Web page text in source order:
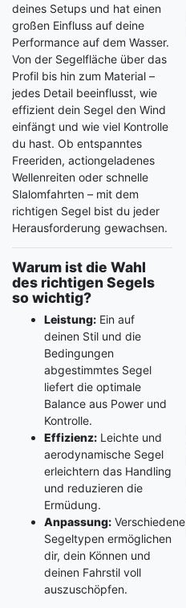
deines Setups und hat einen
großen Einfluss auf deine
Performance auf dem Wasser.
Von der Segelfläche über das
Profil bis hin zum Material –
jedes Detail beeinflusst, wie
effizient dein Segel den Wind
einfängt und wie viel Kontrolle
du hast. Ob entspanntes
Freeriden, actiongeladenes
Wellenreiten oder schnelle
Slalomfahrten – mit dem
richtigen Segel bist du jeder
Herausforderung gewachsen.
Warum ist die Wahl
des richtigen Segels
so wichtig?
Leistung: Ein auf
deinen Stil und die
Bedingungen
abgestimmtes Segel
liefert die optimale
Balance aus Power und
Kontrolle.
Effizienz: Leichte und
aerodynamische Segel
erleichtern das Handling
und reduzieren die
Ermüdung.
Anpassung: Verschiedene
Segeltypen ermöglichen
dir, dein Können und
deinen Fahrstil voll
auszuschöpfen.